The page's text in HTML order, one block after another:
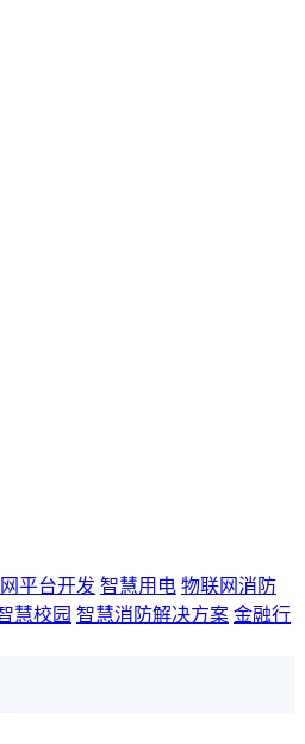
平台开发 智慧用电 物联网消防
慧校园 智慧消防解决方案 金融行